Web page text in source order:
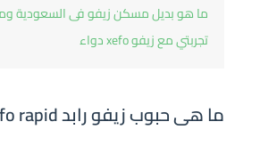
ما هو بديل مسكن زيفو فى السعودية
تجربتي مع زيفو xefo دواء
ما هى حبوب زيفو رابد xefo rapid ؟